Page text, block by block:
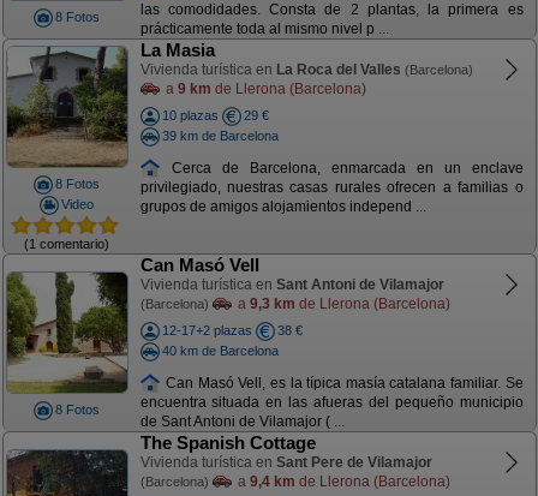
8 Fotos
las comodidades. Consta de 2 plantas, la primera es
prácticamente toda al mismo nivel p ...
8 Fotos
Video
(1 comentario)
La Masia
Vivienda turística en La Roca del Valles (Barcelona)
a 9 km de Llerona (Barcelona)
10 plazas
29 €
39 km de Barcelona
Cerca de Barcelona, enmarcada en un enclave
privilegiado, nuestras casas rurales ofrecen a familias o
grupos de amigos alojamientos independ ...
8 Fotos
Can Masó Vell
Vivienda turística en Sant Antoni de Vilamajor
(Barcelona) a 9,3 km de Llerona (Barcelona)
12-17+2 plazas
38 €
40 km de Barcelona
Can Masó Vell, es la típica masía catalana familiar. Se
encuentra situada en las afueras del pequeño municipio
de Sant Antoni de Vilamajor ( ...
The Spanish Cottage
Vivienda turística en Sant Pere de Vilamajor
(Barcelona) a 9,4 km de Llerona (Barcelona)